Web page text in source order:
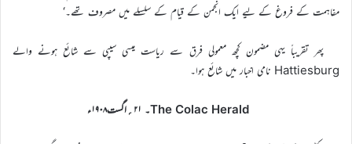
مفاہمت کے فروغ کے لیے ایک انجمن کے قیام کے سلسلے میں مصروف تھے۔‘
پھر تقریباً یہی مضمون کچھ معمولی فرق سے ریاست میسی سیپی سے شائع ہونے والے
Hattiesburg نامی اخبار میں شائع ہوا۔
The Colac Herald۔ ۲۱؍اگست۱۹۰۸ء